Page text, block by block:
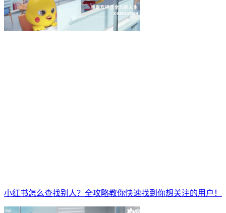
小红书怎么查找别人？全攻略教你快速找到你想关注的用户！